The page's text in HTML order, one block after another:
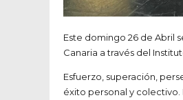
Este domingo 26 de Abril
Canaria a través del
Esfuerzo, superación,
éxito personal y